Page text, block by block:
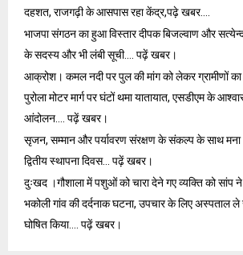
दहशत, राजगढ़ी के आसपास रहा केंद्र,पढ़े खबर….
भाजपा संगठन का हुआ विस्तार दीपक बिजल्वाण और
के सदस्य और भी लंबी सूची…. पढ़ें खबर।
आक्रोश। कमल नदी पर पुल की मांग को लेकर ग्रामीणों का
पुरोला मोटर मार्ग पर घंटों थमा यातायात, एसडीएम के
आंदोलन…. पढ़ें खबर।
सृजन, सम्मान और पर्यावरण संरक्षण के संकल्प के साथ मना
द्वितीय स्थापना दिवस… पढ़ें खबर।
दुःखद ।गौशाला में पशुओं को चारा देने गए व्यक्ति को सांप
भकोली गांव की दर्दनाक घटना, उपचार के लिए अस्पताल
घोषित किया…. पढ़ें खबर।